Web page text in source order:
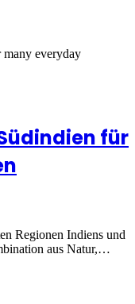
many everyday
für
Regionen Indiens und
aus Natur,…